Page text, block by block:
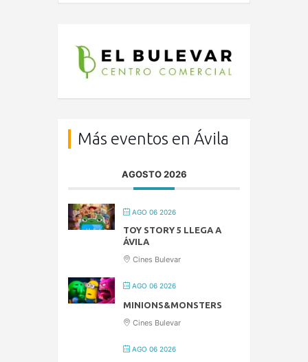
Más eventos en Ávila
AGOSTO 2026
AGO 06 2026
TOY STORY 5 LLEGA A
ÁVILA
Cines Bulevar
AGO 06 2026
MINIONS&MONSTERS
Cines Bulevar
AGO 06 2026